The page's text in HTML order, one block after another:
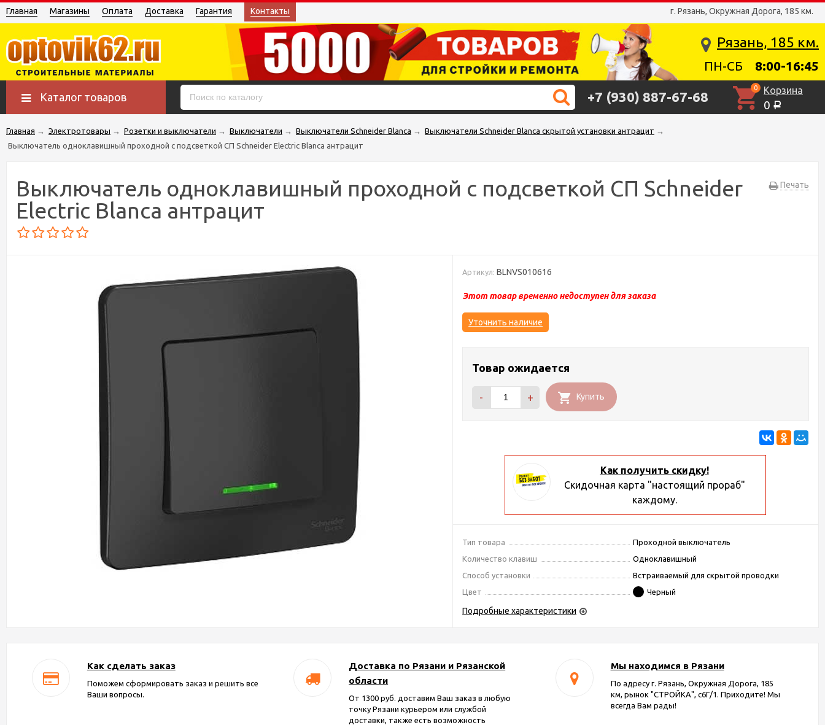
г. Рязань, Окружная Дорога, 185 км.
Главная Магазины Оплата Доставка Гарантия Контакты
Рязань, 185 км.
ПН-СБ 8:00-16:45
Каталог товаров +7 (930) 887-67-68
0 Корзина
0 Р
Главная → Электротовары → Розетки и выключатели → Выключатели → Выключатели Schneider Blanca → Выключатели Schneider Blanca скрытой установки антрацит →
Выключатель одноклавишный проходной с подсветкой СП Schneider Electric Blanca антрацит
Печать
Выключатель одноклавишный проходной с подсветкой СП Schneider
Electric Blanca антрацит
Артикул: BLNVS010616
Этот товар временно недоступен для заказа
Уточнить наличие
Товар ожидается
- + Купить
Как получить скидку!
Скидочная карта "настоящий прораб"
каждому.
Тип товара
Проходной выключатель
Количество клавиш
Одноклавишный
Способ установки
Встраиваемый для скрытой проводки
Цвет
Черный
Подробные характеристики
Как сделать заказ
Поможем сформировать заказ и решить все
Ваши вопросы.
Доставка по Рязани и Рязанской
области
От 1300 руб. доставим Ваш заказ в любую
точку Рязани курьером или службой
доставки, также есть возможность
Мы находимся в Рязани
По адресу г. Рязань, Окружная Дорога, 185
км, рынок "СТРОЙКА", с6Г/1. Приходите! Мы
всегда Вам рады!